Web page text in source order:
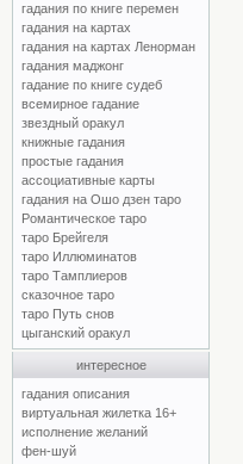
гадания по книге перемен
гадания на картах
гадания на картах Ленорман
гадания маджонг
гадание по книге судеб
всемирное гадание
звездный оракул
книжные гадания
простые гадания
ассоциативные карты
гадания на Ошо дзен таро
Романтическое таро
таро Брейгеля
таро Иллюминатов
таро Тамплиеров
сказочное таро
таро Путь снов
цыганский оракул
интересное
гадания описания
виртуальная жилетка 16+
исполнение желаний
фен-шуй